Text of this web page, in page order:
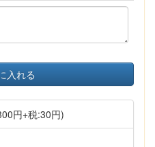
入れる
円+税:30円)